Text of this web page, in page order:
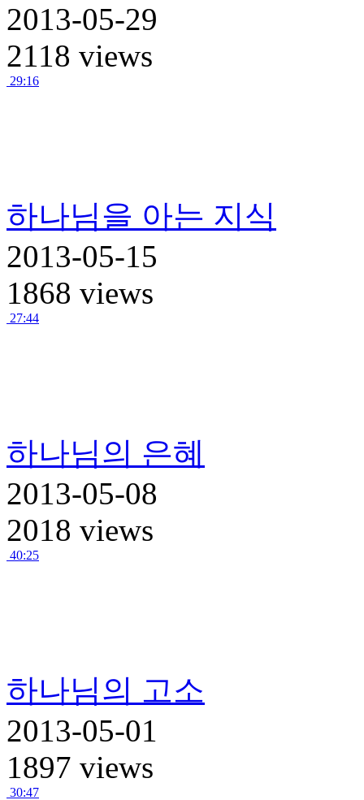
2013-05-29
2118 views
29:16
하나님을 아는 지식
2013-05-15
1868 views
27:44
하나님의 은혜
2013-05-08
2018 views
40:25
하나님의 고소
2013-05-01
1897 views
30:47